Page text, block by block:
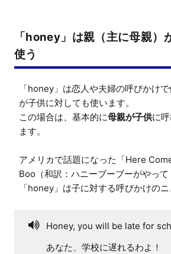
「honey」は親（主に母親）
使う
「honey」は恋人や夫婦の呼びかけ
が子供に対しても使います。
この場合は、基本的に母親が子供に
ます。
アメリカで話題になった「Here
Boo（和訳：ハニーブーブーがやっ
「honey」は子に対する呼びかけのニ
Honey, you will be late for
あなた、学校に遅れるわよ！